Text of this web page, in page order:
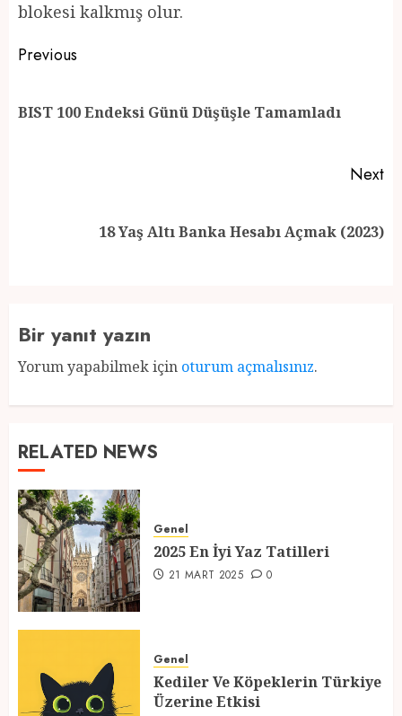
blokesi kalkmış olur.
Post
Previous
BIST 100 Endeksi Günü Düşüşle Tamamladı
Next
18 Yaş Altı Banka Hesabı Açmak (2023)
Bir yanıt yazın
Yorum yapabilmek için oturum açmalısınız.
RELATED NEWS
Genel
2025 En İyi Yaz Tatilleri
21 MART 2025 0
Genel
Kediler Ve Köpeklerin Türkiye
Üzerine Etkisi